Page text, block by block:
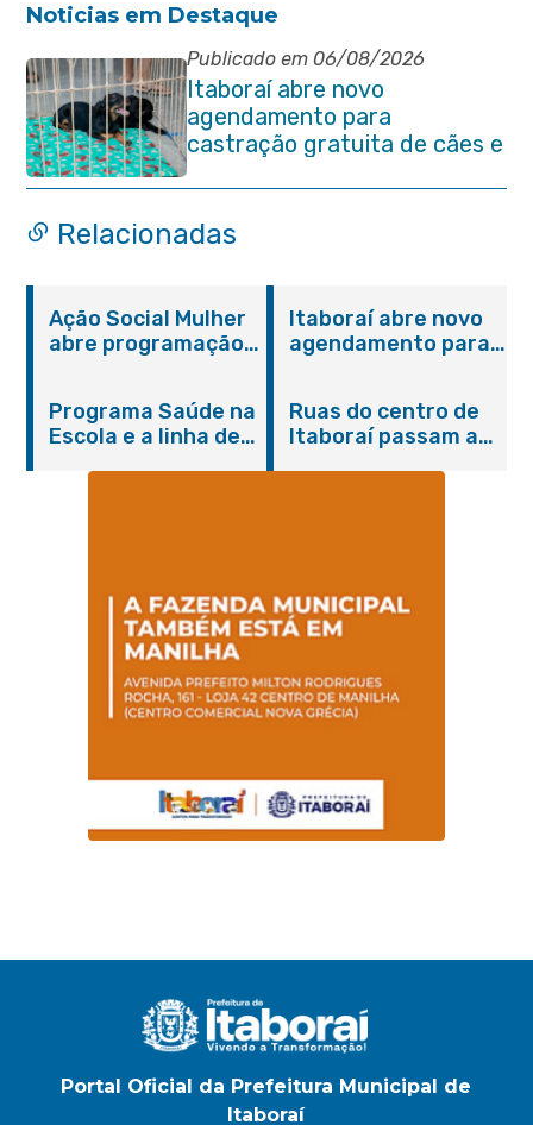
Noticias em Destaque
Publicado em 06/08/2026
Itaboraí abre novo
agendamento para
castração gratuita de cães e
gatos
Relacionadas
Ação Social Mulher
abre programação
serviços gratuitos e
orientações
Itaboraí abre novo
agendamento para
Programa Saúde na
Escola e a linha de
Magalhães Seabra
Ruas do centro de
Itaboraí passam a
Portal Oficial da Prefeitura Municipal de
Itaboraí